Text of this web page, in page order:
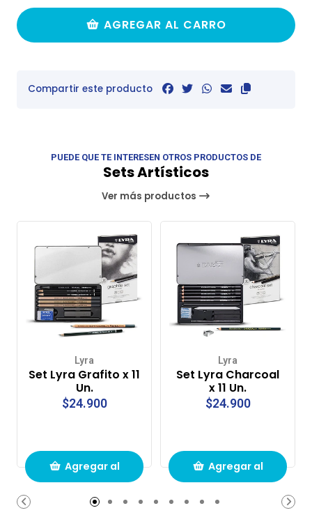
AGREGAR AL CARRO
Compartir este producto
PUEDE QUE TE INTERESEN OTROS PRODUCTOS DE
Sets Artísticos
Ver más productos
Lyra
Set Lyra Grafito x 11
Un.
$24.900
Agregar al
carrito de
Lyra
Set Lyra Charcoal
x 11 Un.
$24.900
Agregar al
carrito de